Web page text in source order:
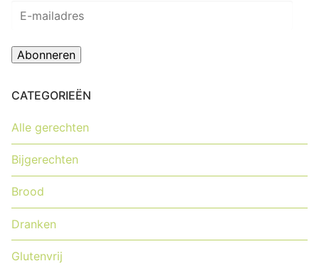
E-
Abonneren
CATEGORIEËN
Alle gerechten
Bijgerechten
Brood
Dranken
Glutenvrij